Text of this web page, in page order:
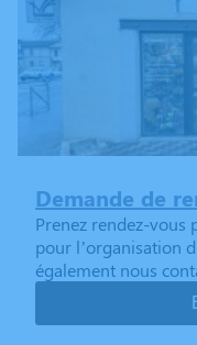
Demande de
Prenez rendez-vous
pour l’organisation
également nous